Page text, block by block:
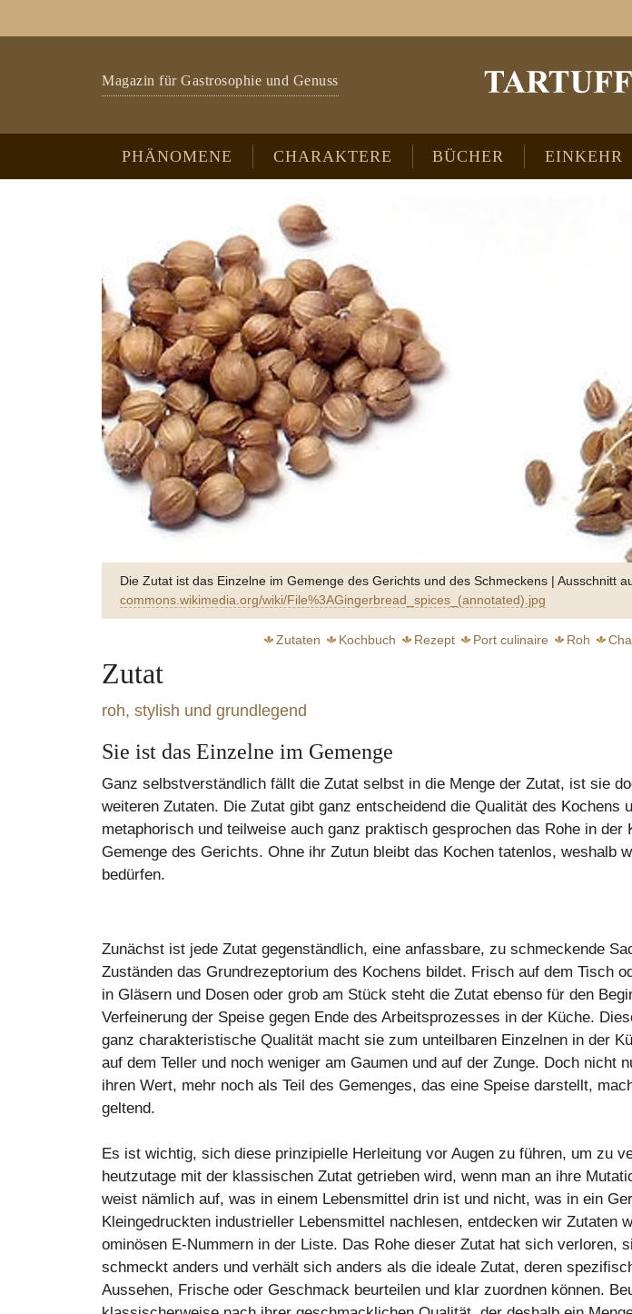
Magazin für Gastrosophie und Genuss
PHÄNOMENE CHARAKTERE BÜCHER EINKEHR
Die Zutat ist das Einzelne im Gemenge des Gerichts und des Schmeckens | Ausschnitt
commons.wikimedia.org/wiki/File%3AGingerbread_spices_(annotated).jpg
Zutaten Kochbuch Rezept Port culinaire Roh
Zutat
roh, stylish und grundlegend
Sie ist das Einzelne im Gemenge
Ganz selbstverständlich fällt die Zutat selbst in die Menge der Zutat, ist sie
weiteren Zutaten. Die Zutat gibt ganz entscheidend die Qualität des Kochens
metaphorisch und teilweise auch ganz praktisch gesprochen das Rohe in der
Gemenge des Gerichts. Ohne ihr Zutun bleibt das Kochen tatenlos, weshalb
bedürfen.
Zunächst ist jede Zutat gegenständlich, eine anfassbare, zu schmeckende
Zuständen das Grundrezeptorium des Kochens bildet. Frisch auf dem Tisch
in Gläsern und Dosen oder grob am Stück steht die Zutat ebenso für den
Verfeinerung der Speise gegen Ende des Arbeitsprozesses in der Küche.
ganz charakteristische Qualität macht sie zum unteilbaren Einzelnen in der
auf dem Teller und noch weniger am Gaumen und auf der Zunge. Doch nicht
ihren Wert, mehr noch als Teil des Gemenges, das eine Speise darstellt,
geltend.
Es ist wichtig, sich diese prinzipielle Herleitung vor Augen zu führen, um zu
heutzutage mit der klassischen Zutat getrieben wird, wenn man an ihre
weist nämlich auf, was in einem Lebensmittel drin ist und nicht, was in ein
Kleingedruckten industrieller Lebensmittel nachlesen, entdecken wir Zutaten
ominösen E-Nummern in der Liste. Das Rohe dieser Zutat hat sich verloren,
schmeckt anders und verhält sich anders als die ideale Zutat, deren
Aussehen, Frische oder Geschmack beurteilen und klar zuordnen können.
Zart schwebender Genuss
weiter